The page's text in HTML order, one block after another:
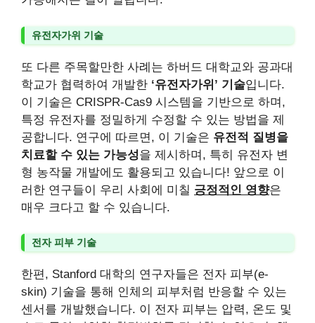
유전자가위 기술
또 다른 주목할만한 사례는 하버드 대학교와 공과대
학교가 협력하여 개발한 ‘유전자가위’ 기술입니다.
이 기술은 CRISPR-Cas9 시스템을 기반으로 하며,
특정 유전자를 정밀하게 수정할 수 있는 방법을 제
공합니다. 연구에 따르면, 이 기술은 유전적 질병을
치료할 수 있는 가능성을 제시하며, 특히 유전자 변
형 농작물 개발에도 활용되고 있습니다! 앞으로 이
러한 연구들이 우리 사회에 미칠 긍정적인 영향은
매우 크다고 할 수 있습니다.
전자 피부 기술
한편, Stanford 대학의 연구자들은 전자 피부(e-
skin) 기술을 통해 인체의 피부처럼 반응할 수 있는
센서를 개발했습니다. 이 전자 피부는 압력, 온도 및